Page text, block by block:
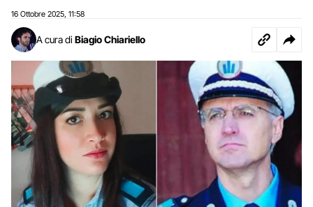
16 Ottobre 2025 11:58
A cura di Biagio Chiariello